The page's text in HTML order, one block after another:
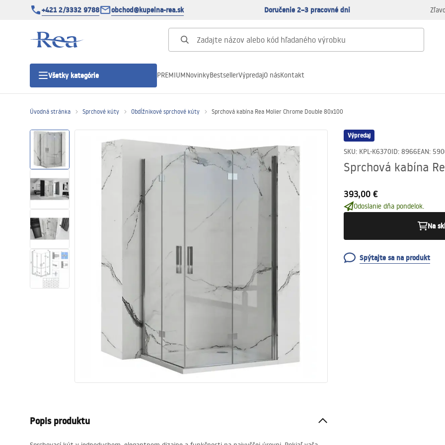
+421 2/3332 9788 obchod@kupelna-rea.sk Doručenie 2–3 pracovné dni
Všetky kategórie
Sprchové dvere
Sprchové vaničky
Sprchové žľaby
Sanitárna keramika
Umývadlá
Vaňa so zástenou
PREMIUMNovinkyBestsellerVýpredajO násKontakt
Úvodná stránka Sprchové kúty Obdĺžnikové sprchové kúty Sprchová kabína Rea Molier Chrome Double 80x100
Výpredaj
SKU: KPL-K6370ID: 8966EAN:
Sprchová kabína
393,00 €
Odoslanie dňa pondelok.
Na
Spýtajte sa na produkt
Popis produktu